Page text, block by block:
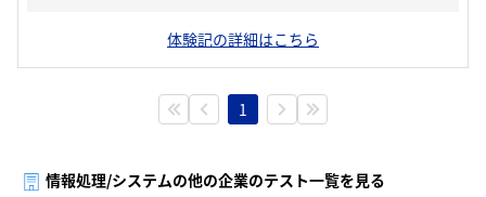
体験記の詳細はこちら
1
情報処理/システムの他の企業のテスト一覧を見る